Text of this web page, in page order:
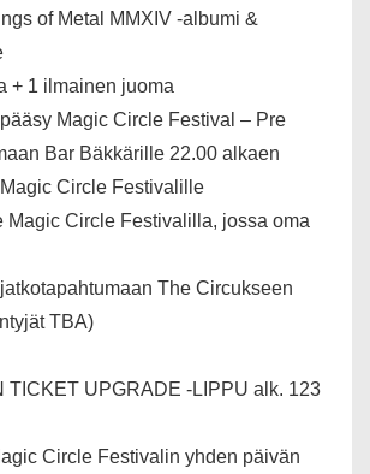
of Metal MMXIV -albumi &
+ 1 ilmainen juoma
Magic Circle Festival – Pre
Bar Bäkkärille 22.00 alkaen
Circle Festivalille
Magic Circle Festivalilla, jossa oma
The Circukseen
TBA)
TICKET UPGRADE -LIPPU alk. 123
Circle Festivalin yhden päivän